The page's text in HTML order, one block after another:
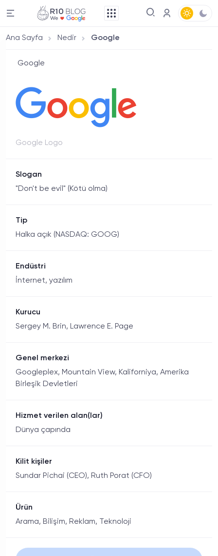
Ana Sayfa Nedir Google
Google
Google Logo
Slogan
"Don't be evil" (Kötü olma)
Tip
Halka açık (NASDAQ: GOOG)
Endüstri
İnternet, yazılım
Kurucu
Sergey M. Brin, Lawrence E. Page
Genel merkezi
Googleplex, Mountain View, Kaliforniya, Amerika
Birleşik Devletleri
Hizmet verilen alan(lar)
Dünya çapında
Kilit kişiler
Sundar Pichai (CEO), Ruth Porat (CFO)
Ürün
Arama, Bilişim, Reklam, Teknoloji